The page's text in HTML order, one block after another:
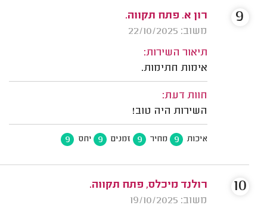
רון א. פתח תקווה.
משוב: 22/10/2025
תיאור השירות:
אימות חתימות.
חוות דעת:
השירות היה טוב!
איכות 9 מחיר 9 זמנים 9 יחס 9
9
רולנד מיכלס, פתח תקווה.
משוב: 19/10/2025
10